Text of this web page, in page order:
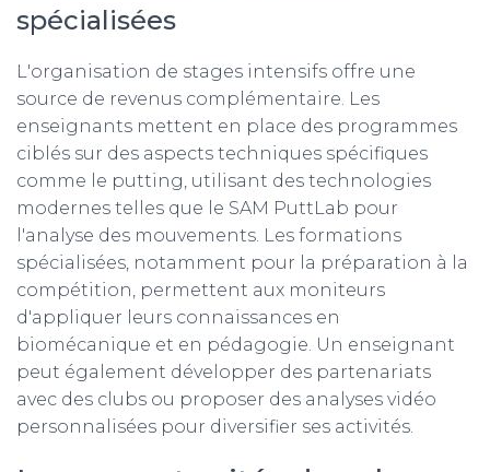
spécialisées
L'organisation de stages intensifs offre une
source de revenus complémentaire. Les
enseignants mettent en place des programmes
ciblés sur des aspects techniques spécifiques
comme le putting, utilisant des technologies
modernes telles que le SAM PuttLab pour
l'analyse des mouvements. Les formations
spécialisées, notamment pour la préparation à la
compétition, permettent aux moniteurs
d'appliquer leurs connaissances en
biomécanique et en pédagogie. Un enseignant
peut également développer des partenariats
avec des clubs ou proposer des analyses vidéo
personnalisées pour diversifier ses activités.